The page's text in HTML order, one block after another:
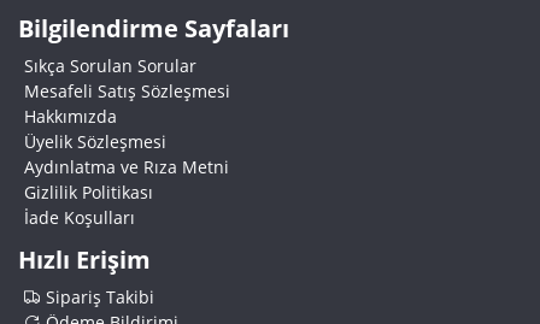
Bilgilendirme Sayfaları
Sıkça Sorulan Sorular
Mesafeli Satış Sözleşmesi
Hakkımızda
Üyelik Sözleşmesi
Aydınlatma ve Rıza Metni
Gizlilik Politikası
İade Koşulları
Hızlı Erişim
Sipariş Takibi